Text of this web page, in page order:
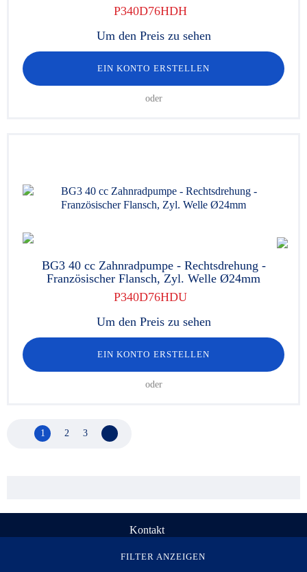
FILTER ANZEIGEN
P340D76HDH
Um den Preis zu sehen
EIN KONTO ERSTELLEN
oder
BG3 40 cc Zahnradpumpe - Rechtsdrehung -
Französischer Flansch, Zyl. Welle Ø24mm
P340D76HDU
Um den Preis zu sehen
EIN KONTO ERSTELLEN
oder
1 2 3 Nächste Seite
Kontakt